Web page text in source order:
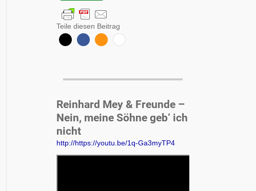
Teile diesen Beitrag
Reinhard Mey & Freunde –
Nein, meine Söhne geb‘ ich
nicht
http://https://youtu.be/1q-Ga3myTP4